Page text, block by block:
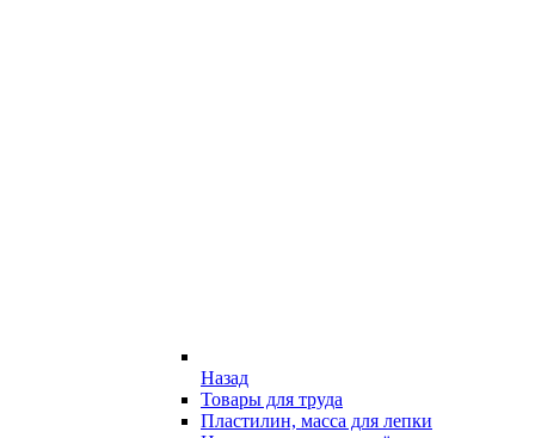
Назад
Товары для труда
Пластилин, масса для лепки